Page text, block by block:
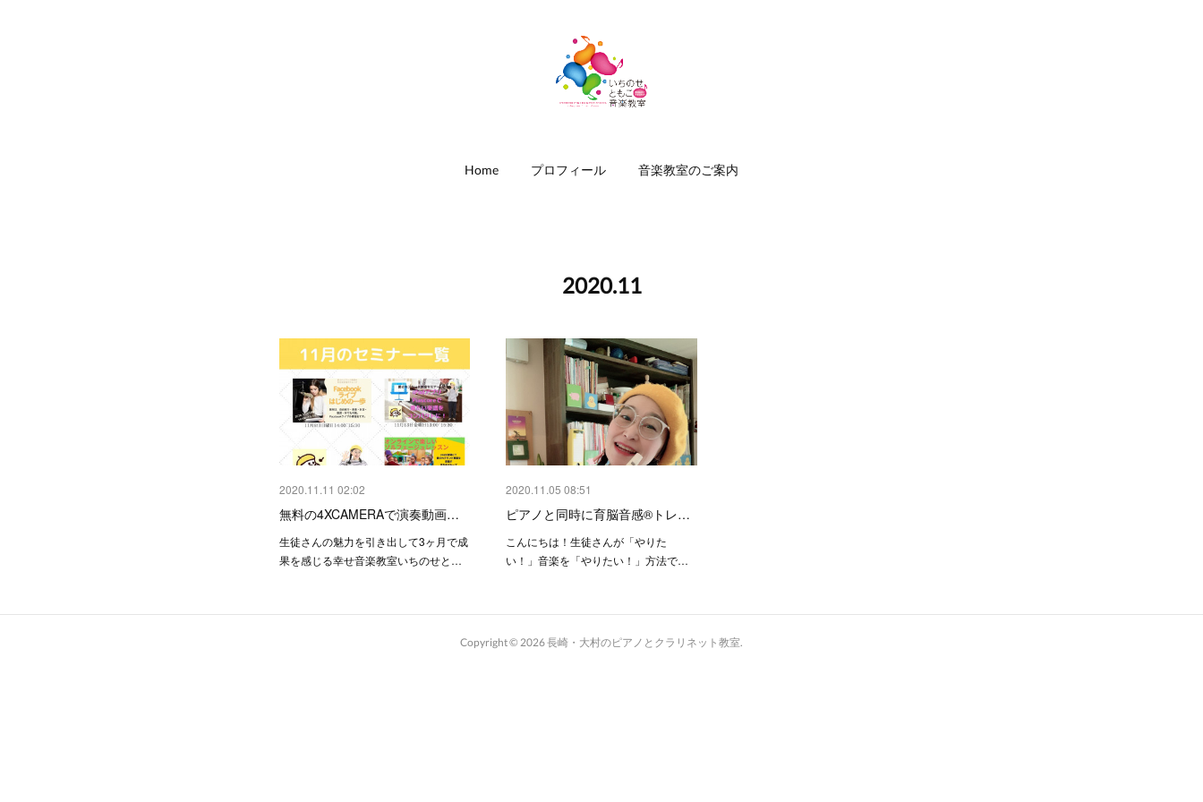
Home プロフィール 音楽教室のご案内
2020.11
2020.11.11 02:02
無料の4XCAMERAで演奏動画…
生徒さんの魅力を引き出して3ヶ月で成
果を感じる幸せ音楽教室いちのせと…
2020.11.05 08:51
ピアノと同時に育脳音感®️トレ…
こんにちは！生徒さんが「やりた
い！」音楽を「やりたい！」方法で…
Copyright © 2026長崎・大村のピアノとクラリネット教室.